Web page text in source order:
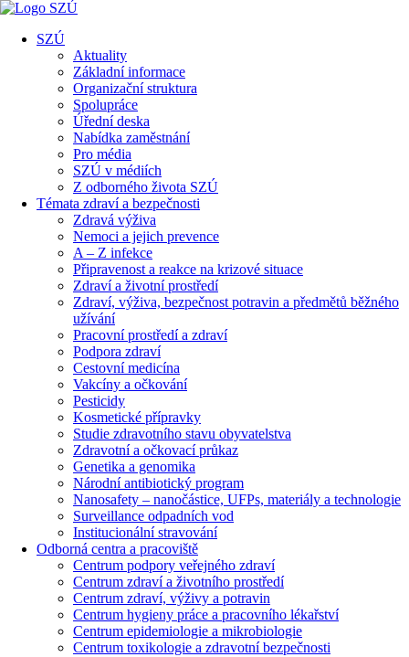
SZÚ
Aktuality
Základní informace
Organizační struktura
Spolupráce
Úřední deska
Nabídka zaměstnání
Pro média
SZÚ v médiích
Z odborného života SZÚ
Témata zdraví a bezpečnosti
Zdravá výživa
Nemoci a jejich prevence
A – Z infekce
Připravenost a reakce na krizové situace
Zdraví a životní prostředí
Zdraví, výživa, bezpečnost potravin a předmětů běžného
užívání
Pracovní prostředí a zdraví
Podpora zdraví
Cestovní medicína
Vakcíny a očkování
Pesticidy
Kosmetické přípravky
Studie zdravotního stavu obyvatelstva
Zdravotní a očkovací průkaz
Genetika a genomika
Národní antibiotický program
Nanosafety – nanočástice, UFPs, materiály a technologie
Surveillance odpadních vod
Institucionální stravování
Odborná centra a pracoviště
Centrum podpory veřejného zdraví
Centrum zdraví a životního prostředí
Centrum zdraví, výživy a potravin
Centrum hygieny práce a pracovního lékařství
Centrum epidemiologie a mikrobiologie
Centrum toxikologie a zdravotní bezpečnosti